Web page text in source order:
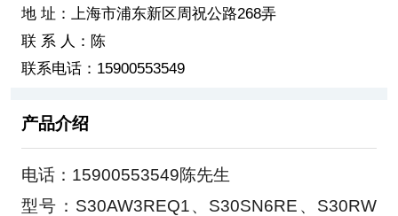
地 址：上海市浦东新区周祝公路268弄
联 系 人：陈
联系电话：15900553549
产品介绍
电话：15900553549陈先生
型号：S30AW3REQ1、S30SN6RE、S30RW